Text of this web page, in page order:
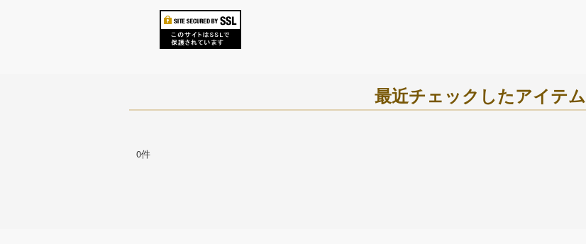
最近チェックしたアイテム
0件